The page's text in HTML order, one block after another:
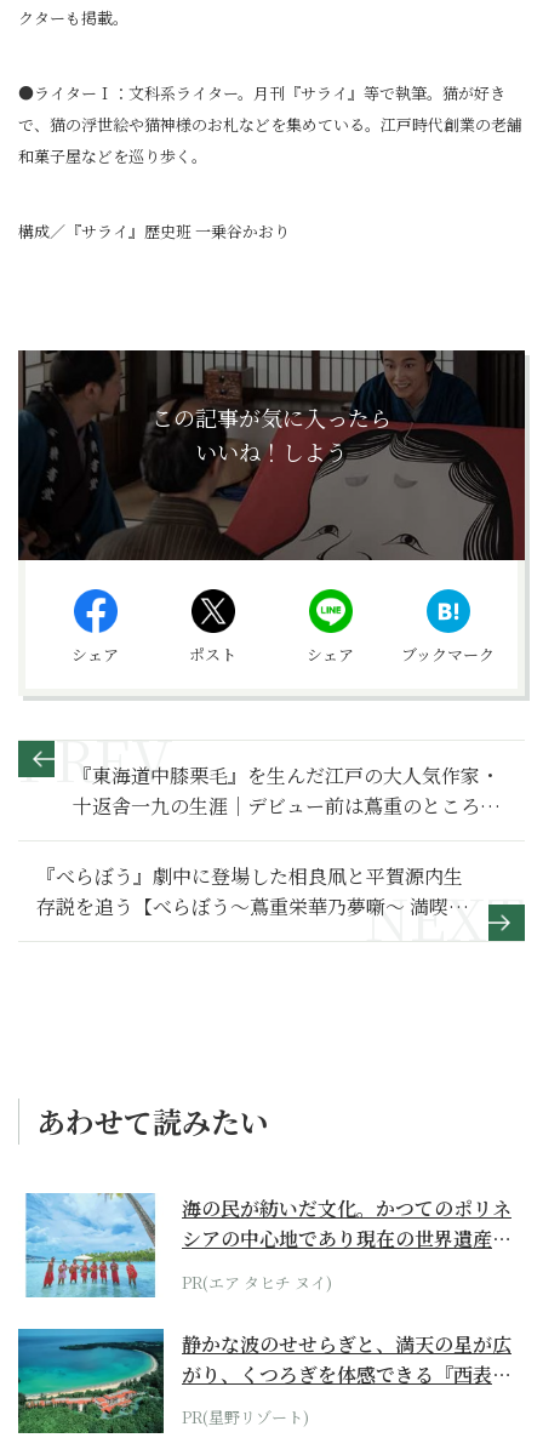
クターも掲載。
●ライターＩ：文科系ライター。月刊『サライ』等で執筆。猫が好き
で、猫の浮世絵や猫神様のお札などを集めている。江戸時代創業の老舗
和菓子屋などを巡り歩く。
構成／『サライ』歴史班 一乗谷かおり
この記事が気に入ったら
いいね！しよう
シェア ポスト シェア ブックマーク
『東海道中膝栗毛』を生んだ江戸の大人気作家・
十返舎一九の生涯｜デビュー前は蔦重のところに
寄食【日本史人物伝】
『べらぼう』劇中に登場した相良凧と平賀源内生
存説を追う【べらぼう～蔦重栄華乃夢噺～ 満喫リ
ポート】平賀源内生存説編
あわせて読みたい
海の民が紡いだ文化。かつてのポリネ
シアの中心地であり現在の世界遺産か
らみえてくる...
PR(エア タヒチ ヌイ)
静かな波のせせらぎと、満天の星が広
がり、くつろぎを体感できる『西表島
ホテル by...
PR(星野リゾート)